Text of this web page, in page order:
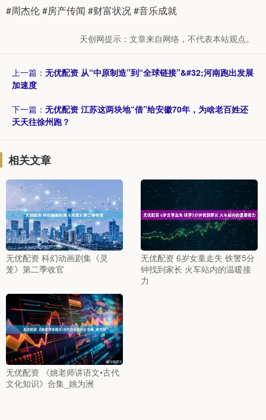
#周杰伦 #房产传闻 #财富状况 #音乐成就
天创网提示：文章来自网络，不代表本站观点。
上一篇： 无优配资 从“中原制造”到“全球链接”&#32;河南跑出发展
加速度
下一篇： 无优配资 江苏这两块地“借”给安徽70年，为啥老百姓还
天天往徐州跑？
相关文章
无优配资 科幻动画剧集《灵
笼》第二季收官
无优配资 6岁女童走失 铁警5分
钟找到家长 火车站内的温暖接
力
无优配资 《姚老师讲语文•古代
文化知识》合集_姚为洲